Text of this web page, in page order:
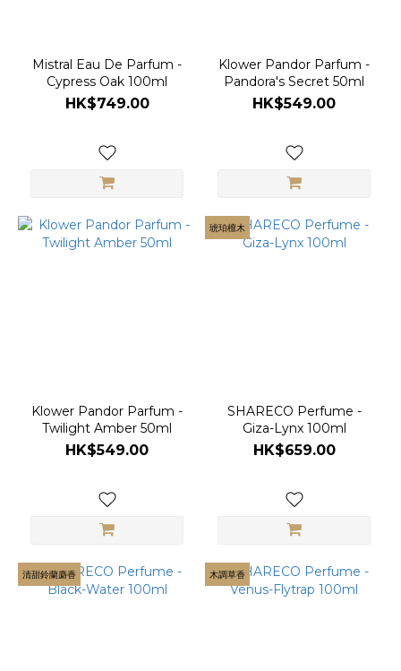
Mistral Eau De Parfum -
Cypress Oak 100ml
HK$749.00
Klower Pandor Parfum -
Pandora's Secret 50ml
HK$549.00
Klower Pandor Parfum -
Twilight Amber 50ml
HK$549.00
琥珀檀木
SHARECO Perfume -
Giza-Lynx 100ml
HK$659.00
清甜鈴蘭麝香 木調草香